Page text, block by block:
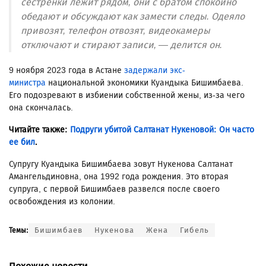
обедают и обсуждают как замести следы. Одеяло
привозят, телефон отвозят, видеокамеры
отключают и стирают записи, — делится он.
9 ноября 2023 года в Астане задержали экс-
министра национальной экономики Куандыка Бишимбаева.
Его подозревают в избиении собственной жены, из-за чего
она скончалась.
Читайте также: Подруги убитой Салтанат Нукеновой: Он часто
ее бил.
Супругу Куандыка Бишимбаева зовут Нукенова Салтанат
Амангельдиновна, она 1992 года рождения. Это вторая
супруга, с первой Бишимбаев развелся после своего
освобождения из колонии.
Темы: Бишимбаев Нукенова Жена Гибель